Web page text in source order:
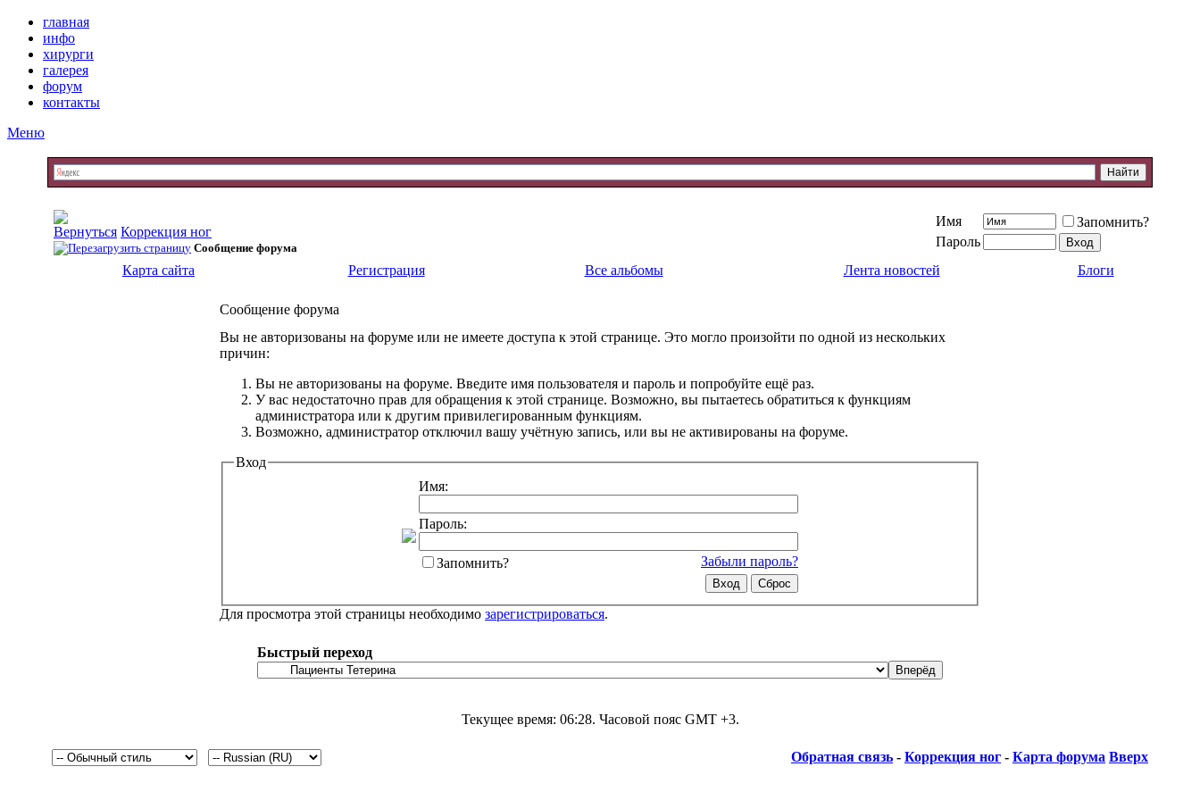
главная
инфо
хирурги
галерея
форум
контакты
Меню
Коррекция ног
Сообщение форума
Имя
Запомнить?
Пароль
Карта сайта
Регистрация Все альбомы Лента новостей Блоги
Сообщение форума
Вы не авторизованы на форуме или не имеете доступа к этой странице. Это могло произойти по одной из нескольких
причин:
Вы не авторизованы на форуме. Введите имя пользователя и пароль и попробуйте ещё раз.
У вас недостаточно прав для обращения к этой странице. Возможно, вы пытаетесь обратиться к функциям
администратора или к другим привилегированным функциям.
Возможно, администратор отключил вашу учётную запись, или вы не активированы на форуме.
Вход
Имя:
Пароль:
Забыли пароль?
Запомнить?
Для просмотра этой страницы необходимо зарегистрироваться.
Быстрый переход
Текущее время: 06:28. Часовой пояс GMT +3.
Обратная связь - Коррекция ног - Карта форума Вверх